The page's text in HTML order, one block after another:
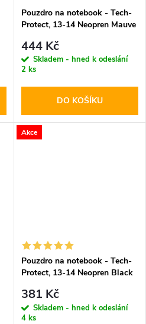
Pouzdro na notebook - Tech-
Protect, 13-14 Neopren Mauve
444 Kč
Skladem - hned k odeslání
2 ks
DO KOŠÍKU
Akce
Pouzdro na notebook - Tech-
Protect, 13-14 Neopren Black
381 Kč
Skladem - hned k odeslání
4 ks